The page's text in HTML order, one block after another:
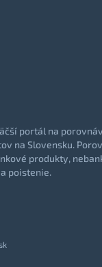
portál na
na Slovensku.
produkty,
poistenie.